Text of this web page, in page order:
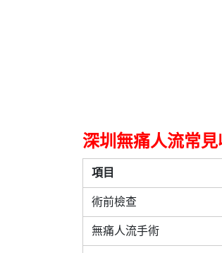
深圳無痛人流常見
項目
術前檢查
無痛人流手術